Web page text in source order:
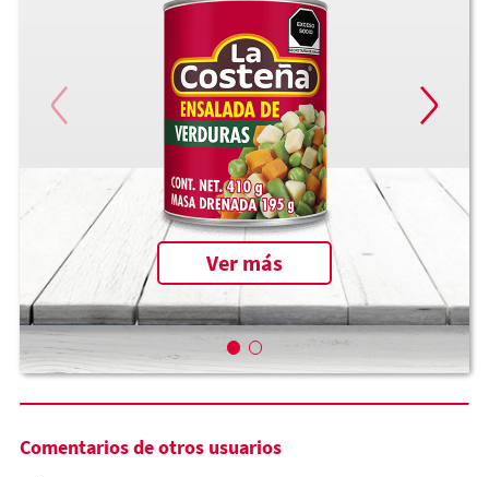
Ver más
Comentarios de otros usuarios